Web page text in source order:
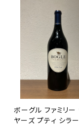
ボーグル ファミリー
ヤーズ プティ シラ